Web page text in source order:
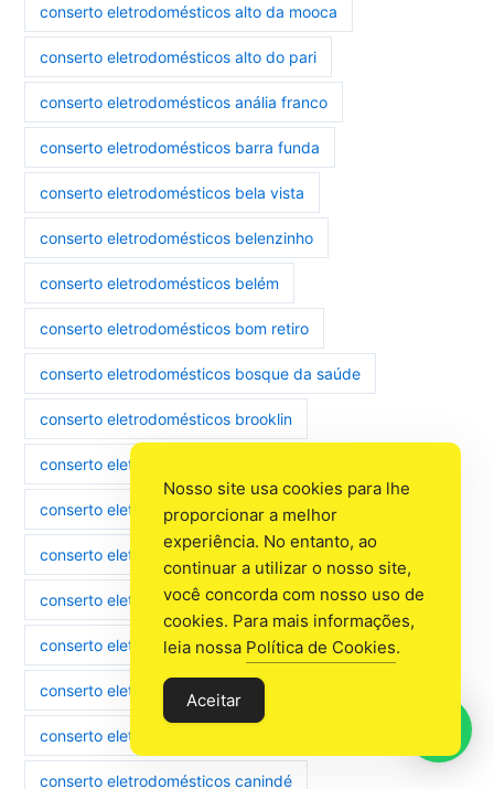
conserto eletrodomésticos alto da mooca
conserto eletrodomésticos alto do pari
conserto eletrodomésticos anália franco
conserto eletrodomésticos barra funda
conserto eletrodomésticos bela vista
conserto eletrodomésticos belenzinho
conserto eletrodomésticos belém
conserto eletrodomésticos bom retiro
conserto eletrodomésticos bosque da saúde
conserto eletrodomésticos brooklin
conserto eletrodomésticos brooklin novo
conserto eletrodomésticos brooklin paulista
conserto eletrodomésticos brás
conserto eletrodomésticos butantã
conserto eletrodomésticos cambuci
conserto eletrodomésticos campo belo
conserto eletrodomésticos campos elíseos
conserto eletrodomésticos canindé
Nosso site usa cookies para lhe
proporcionar a melhor
experiência. No entanto, ao
continuar a utilizar o nosso site,
você concorda com nosso uso de
cookies. Para mais informações,
leia nossa Política de Cookies.
Aceitar